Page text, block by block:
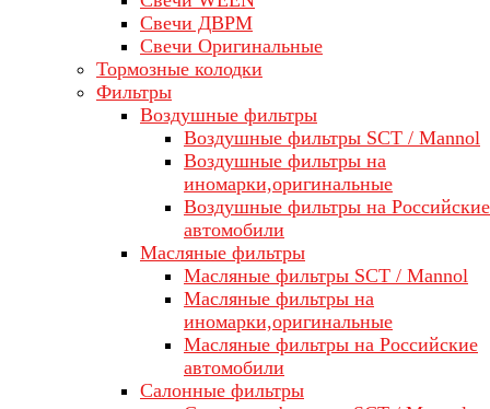
Свечи ДВРМ
Свечи Оригинальные
Тормозные колодки
Фильтры
Воздушные фильтры
Воздушные фильтры SCT / Mannol
Воздушные фильтры на
иномарки,оригинальные
Воздушные фильтры на Российские
автомобили
Масляные фильтры
Масляные фильтры SCT / Mannol
Масляные фильтры на
иномарки,оригинальные
Масляные фильтры на Российские
автомобили
Салонные фильтры